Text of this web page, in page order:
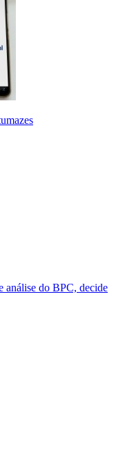
análise do BPC, decide